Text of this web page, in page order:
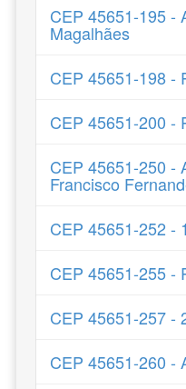
CEP 45651-195 -
Magalhães
CEP 45651-198 -
CEP 45651-200 -
CEP 45651-250 -
Francisco
CEP 45651-252 -
CEP 45651-255 -
CEP 45651-257 -
CEP 45651-260 -